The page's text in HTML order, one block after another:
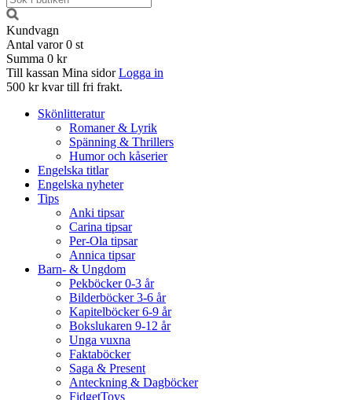
Kundvagn
Antal varor 0 st
Summa 0 kr
Till kassan Mina sidor Logga in
500 kr kvar till fri frakt.
Skönlitteratur
Romaner & Lyrik
Spänning & Thrillers
Humor och kåserier
Engelska titlar
Engelska nyheter
Tips
Anki tipsar
Carina tipsar
Per-Ola tipsar
Annica tipsar
Barn- & Ungdom
Pekböcker 0-3 år
Bilderböcker 3-6 år
Kapitelböcker 6-9 år
Bokslukaren 9-12 år
Unga vuxna
Faktaböcker
Saga & Present
Anteckning & Dagböcker
FidgetToys